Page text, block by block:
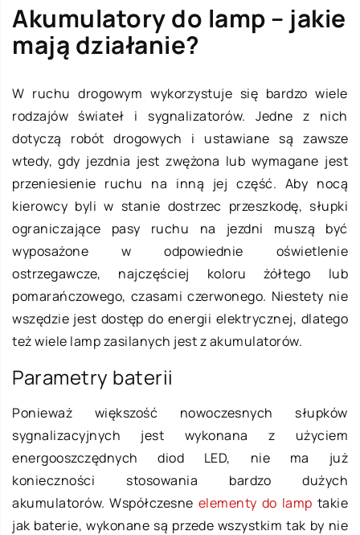
Akumulatory do lamp – jakie
mają działanie?
W ruchu drogowym wykorzystuje się bardzo wiele
rodzajów świateł i sygnalizatorów. Jedne z nich
dotyczą robót drogowych i ustawiane są zawsze
wtedy, gdy jezdnia jest zwężona lub wymagane jest
przeniesienie ruchu na inną jej część. Aby nocą
kierowcy byli w stanie dostrzec przeszkodę, słupki
ograniczające pasy ruchu na jezdni muszą być
wyposażone w odpowiednie oświetlenie
ostrzegawcze, najczęściej koloru żółtego lub
pomarańczowego, czasami czerwonego. Niestety nie
wszędzie jest dostęp do energii elektrycznej, dlatego
też wiele lamp zasilanych jest z akumulatorów.
Parametry baterii
Ponieważ większość nowoczesnych słupków
sygnalizacyjnych jest wykonana z użyciem
energooszczędnych diod LED, nie ma już
konieczności stosowania bardzo dużych
akumulatorów. Współczesne elementy do lamp takie
jak baterie, wykonane są przede wszystkim tak by nie